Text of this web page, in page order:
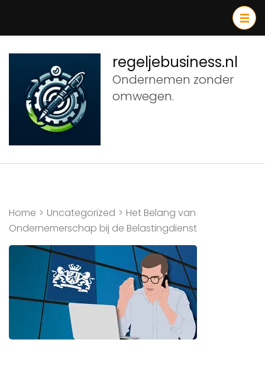
inhoud
(druk
Enter)
regeljebusiness.nl
Ondernemen zonder
omwegen.
Home > Uncategorized > Het Belang van
Ondernemerschap bij de Belastingdienst